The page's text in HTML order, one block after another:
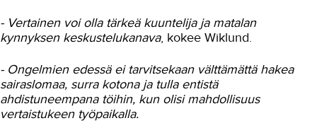
ja luottamusta
Sote-alalle suurella sydämellä
Asumisneuvojan pilottikoulutuksella
arjen apua ikääntyneille
Mittausklinikka
- Vertainen voi olla tärkeä kuuntelija ja matalan
kynnyksen keskustelukanava, kokee Wiklund.
- Ongelmien edessä ei tarvitsekaan välttämättä hakea
sairaslomaa, surra kotona ja tulla entistä
ahdistuneempana töihin, kun olisi mahdollisuus
vertaistukeen työpaikalla.